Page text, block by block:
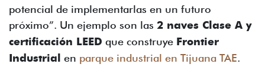
potencial de implementarlas en un futuro
próximo”. Un ejemplo son las 2 naves Clase A y
certificación LEED que construye Frontier
Industrial en parque industrial en Tijuana TAE.